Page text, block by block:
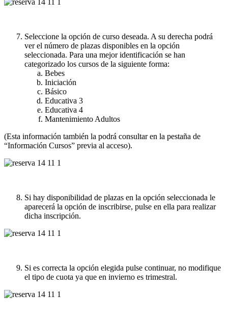
Seleccione la opción de curso deseada. A su derecha podrá
ver el número de plazas disponibles en la opción
seleccionada. Para una mejor identificación se han
categorizado los cursos de la siguiente forma:
Bebes
Iniciación
Básico
Educativa 3
Educativa 4
Mantenimiento Adultos
(Esta información también la podrá consultar en la pestaña de
“Información Cursos” previa al acceso).
Si hay disponibilidad de plazas en la opción seleccionada le
aparecerá la opción de inscribirse, pulse en ella para realizar
dicha inscripción.
Si es correcta la opción elegida pulse continuar, no modifique
el tipo de cuota ya que en invierno es trimestral.